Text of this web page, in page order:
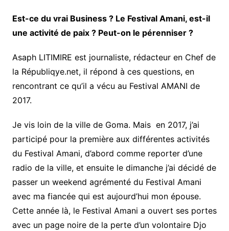
Est-ce du vrai Business ? Le Festival Amani, est-il
une activité de paix ? Peut-on le pérenniser ?
Asaph LITIMIRE est journaliste, rédacteur en Chef de
la Républiqye.net, il répond à ces questions, en
rencontrant ce qu’il a vécu au Festival AMANI de
2017.
Je vis loin de la ville de Goma. Mais en 2017, j’ai
participé pour la première aux différentes activités
du Festival Amani, d’abord comme reporter d’une
radio de la ville, et ensuite le dimanche j’ai décidé de
passer un weekend agrémenté du Festival Amani
avec ma fiancée qui est aujourd’hui mon épouse.
Cette année là, le Festival Amani a ouvert ses portes
avec un page noire de la perte d’un volontaire Djo